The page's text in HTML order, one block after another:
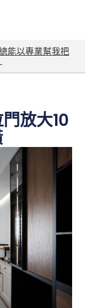
能以專業幫我把
放大10